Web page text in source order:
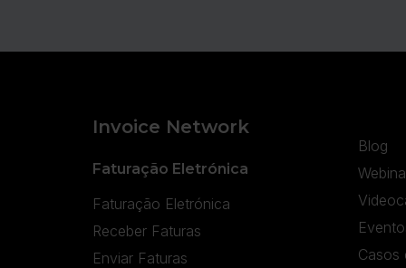
Invoice Network
Faturação Eletrónica
Faturação Eletrónica
Receber Faturas
Enviar Faturas
Blog
Casos